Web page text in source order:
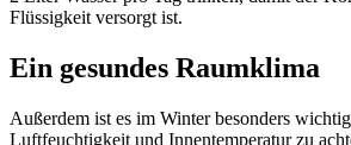
Flüssigkeit versorgt ist.
Ein gesundes Raumklima
Außerdem ist es im Winter besonders
Luftfeuchtigkeit und Innentemperatur zu